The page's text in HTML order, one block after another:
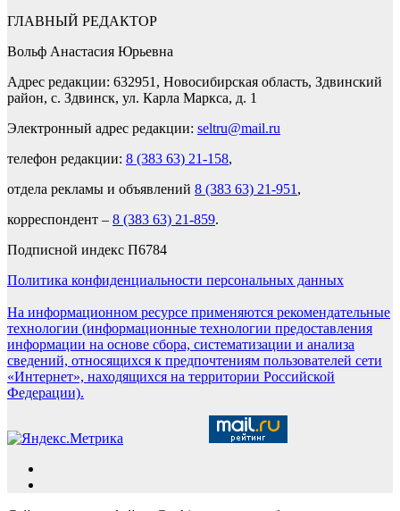
ГЛАВНЫЙ РЕДАКТОР
Вольф Анастасия Юрьевна
Адрес редакции: 632951, Новосибирская область, Здвинский
район, с. Здвинск, ул. Карла Маркса, д. 1
Электронный адрес редакции: seltru@mail.ru
телефон редакции: 8 (383 63) 21-158,
отдела рекламы и объявлений 8 (383 63) 21-951 ,
корреспондент – 8 (383 63) 21-859.
Подписной индекс П6784
Политика конфиденциальности персональных данных
На информационном ресурсе применяются рекомендательные
технологии (информационные технологии предоставления
информации на основе сбора, систематизации и анализа
сведений, относящихся к предпочтениям пользователей сети
«Интернет», находящихся на территории Российской
Федерации).